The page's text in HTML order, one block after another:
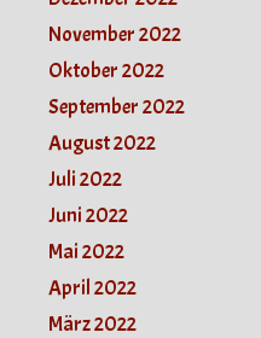
November 2022
Oktober 2022
September 2022
August 2022
Juli 2022
Juni 2022
Mai 2022
April 2022
März 2022